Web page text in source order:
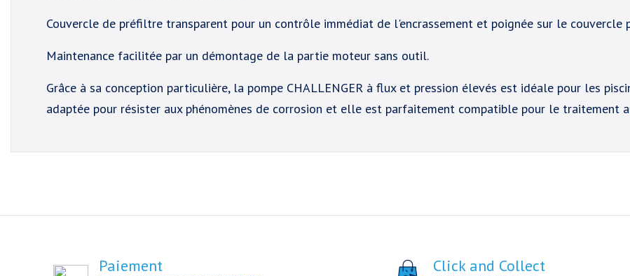
Couvercle de préfiltre transparent pour un contrôle immédiat de l'encrassement et poignée sur le couvercle
Maintenance facilitée par un démontage de la partie moteur sans outil.
Grâce à sa conception particulière, la pompe CHALLENGER à flux et pression élevés est idéale pour les
adaptée pour résister aux phénomènes de corrosion et elle est parfaitement compatible pour le traitement
Paiement Click and Collect